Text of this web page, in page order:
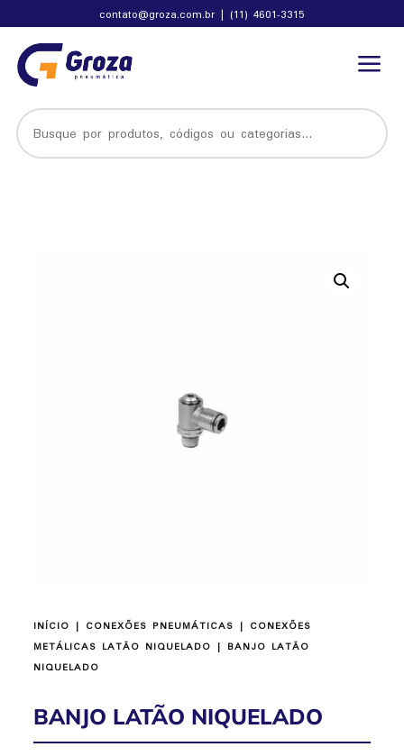
contato@groza.com.br | (11) 4601-3315
a
INÍCIO | CONEXÕES PNEUMÁTICAS | CONEXÕES
METÁLICAS LATÃO NIQUELADO | BANJO LATÃO
NIQUELADO
BANJO LATÃO NIQUELADO